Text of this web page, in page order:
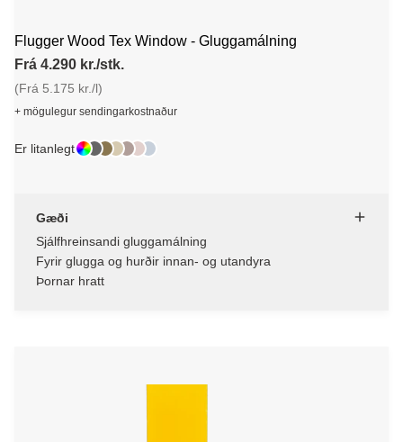
Flugger Wood Tex Window - Gluggamálning
Frá 4.290 kr./stk.
(Frá 5.175 kr./l)
+ mögulegur sendingarkostnaður
Er litanlegt
Gæði
Sjálfhreinsandi gluggamálning
Fyrir glugga og hurðir innan- og utandyra
Þornar hratt